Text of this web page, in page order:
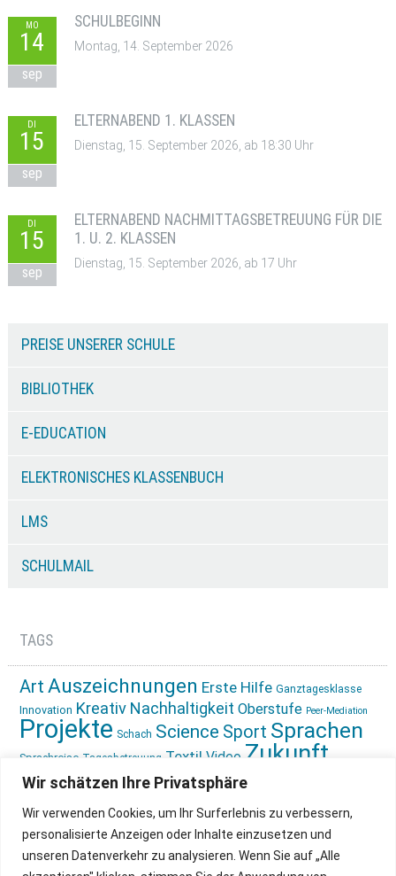
Wir schätzen Ihre Privatsphäre
Wir verwenden Cookies, um Ihr Surferlebnis zu verbessern,
personalisierte Anzeigen oder Inhalte einzusetzen und
unseren Datenverkehr zu analysieren. Wenn Sie auf „Alle
MO
14
sep
SCHULBEGINN
Montag, 14. September 2026
DI
15
sep
ELTERNABEND 1. KLASSEN
Dienstag, 15. September 2026, ab 18:30 Uhr
DI
15
sep
ELTERNABEND NACHMITTAGSBETREUUNG FÜR DIE
1. U. 2. KLASSEN
Dienstag, 15. September 2026, ab 17 Uhr
PREISE UNSERER SCHULE
BIBLIOTHEK
E-EDUCATION
ELEKTRONISCHES KLASSENBUCH
LMS
SCHULMAIL
TAGS
Art Auszeichnungen Erste Hilfe Ganztagesklasse
Innovation Kreativ Nachhaltigkeit Oberstufe Peer-Mediation
Projekte Schach Science Sport Sprachen
Sprachreise Tagesbetreuung Textil Video Zukunft
gestalten Ökologie